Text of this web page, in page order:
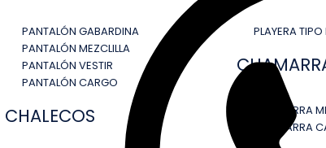
PANTALÓN GABARDINA
PANTALÓN MEZCLILLA
PANTALÓN VESTIR
PANTALÓN CARGO
CHALECOS
PLAYERA
CHAMARRA
CHAMARRA